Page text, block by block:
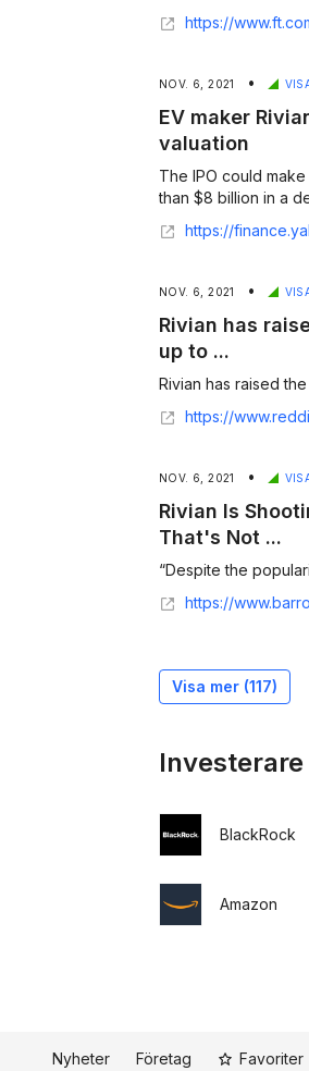
https://www.ft.com/content/
NOV. 6, 2021 •
EV maker
valuation
The IPO could
https://finance.yahoo.com/finance/
NOV. 6, 2021 •
Rivian has
up to ...
https://www.reddit.com/r/newslive/comments/
NOV. 6, 2021 •
Rivian Is
That's Not ...
“Despite the
https://www.barrons.com/articles/
Visa mer (117)
Investerare
BlackRock
Amazon
Nyheter Företag Favoriter